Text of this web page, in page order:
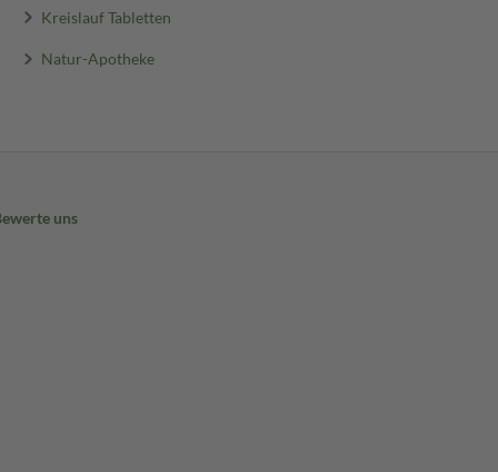
Kreislauf Tabletten
Natur-Apotheke
uns